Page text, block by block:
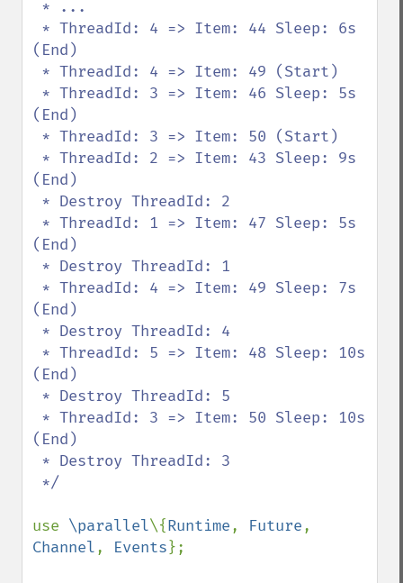
(End)
(End)
(End)
(End)
(End)
(End)
(End)
use \parallel\{Runtime, Future
Channel, Events};